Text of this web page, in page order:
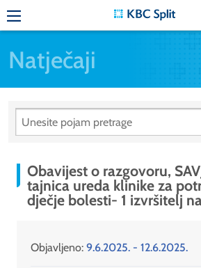
Natječaji
Obavijest o razgovoru,
tajnica ureda klinike za
dječje bolesti- 1 izvršitelj
Objavljeno: 9.6.2025. - 12.6.2025.